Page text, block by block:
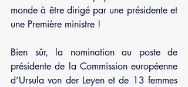
monde à être dirigé par une présidente et
une Première ministre !
Bien sûr, la nomination au poste de
présidente de la Commission européenne
d’Ursula von der Leyen et de 13 femmes